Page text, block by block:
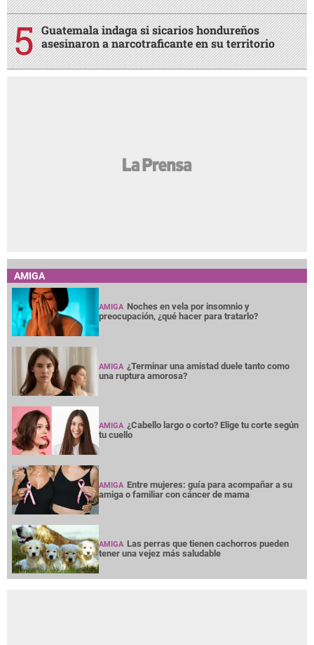
Guatemala indaga si sicarios hondureños
asesinaron a narcotraficante en su territorio
AMIGA
AMIGA Noches en vela por insomnio y
preocupación, ¿qué hacer para tratarlo?
AMIGA ¿Terminar una amistad duele tanto como
una ruptura amorosa?
AMIGA ¿Cabello largo o corto? Elige tu corte según
tu cuello
AMIGA Entre mujeres: guía para acompañar a su
amiga o familiar con cáncer de mama
AMIGA Las perras que tienen cachorros pueden
tener una vejez más saludable